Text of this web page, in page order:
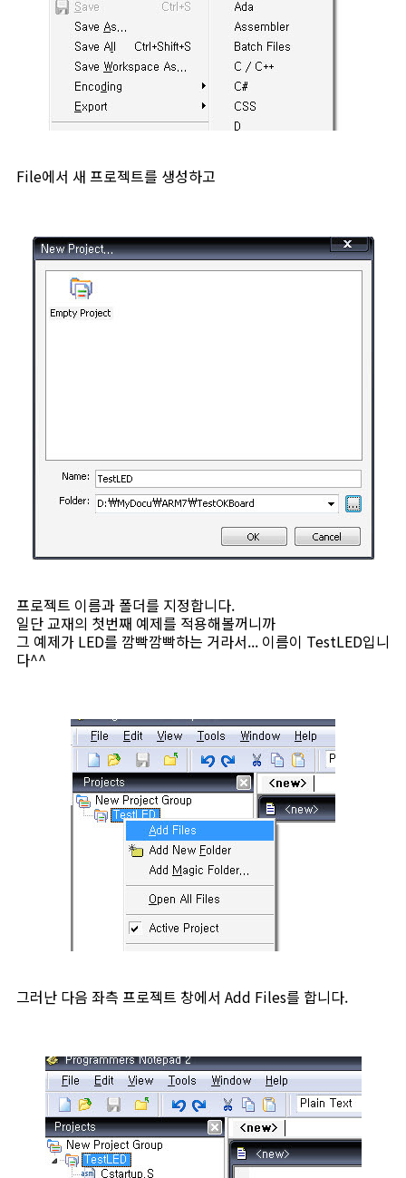
File에서 새 프로젝트를 생성하고
프로젝트 이름과 폴더를 지정합니다.
일단 교재의 첫번째 예제를 적용해볼꺼니까
그 예제가 LED를 깜빡깜빡하는 거라서... 이름이 TestLED입니
다^^
그러난 다음 좌측 프로젝트 창에서 Add Files를 합니다.